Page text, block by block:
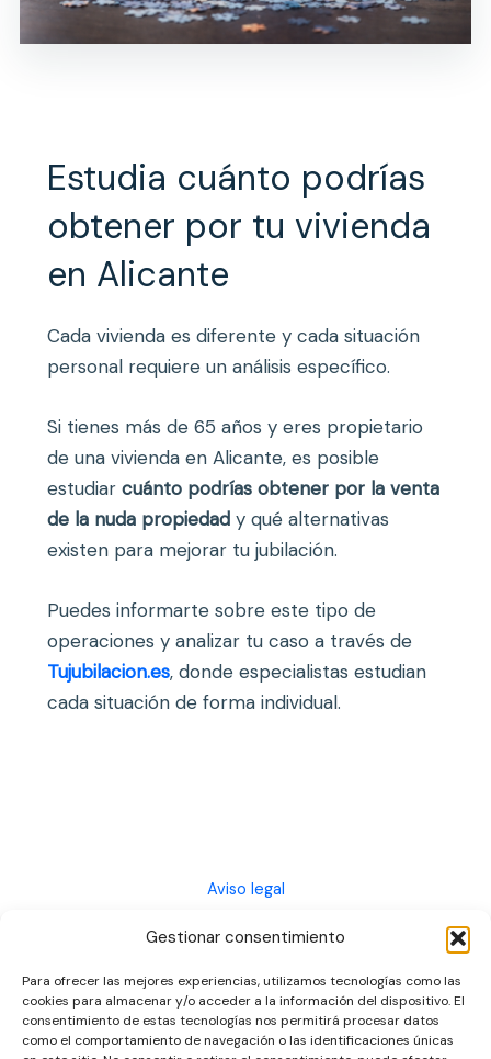
Gestionar consentimiento
Para ofrecer las mejores experiencias, utilizamos tecnologías como las
cookies para almacenar y/o acceder a la información del dispositivo. El
consentimiento de estas tecnologías nos permitirá procesar datos
como el comportamiento de navegación o las identificaciones únicas
Estudia cuánto podrías
obtener por tu vivienda
en Alicante
Cada vivienda es diferente y cada situación
personal requiere un análisis específico.
Si tienes más de 65 años y eres propietario
de una vivienda en Alicante, es posible
estudiar cuánto podrías obtener por la venta
de la nuda propiedad y qué alternativas
existen para mejorar tu jubilación.
Puedes informarte sobre este tipo de
operaciones y analizar tu caso a través de
Tujubilacion.es, donde especialistas estudian
cada situación de forma individual.
Aviso legal